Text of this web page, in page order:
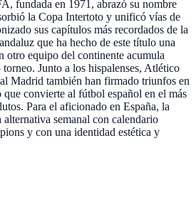
fundada en 1971, abrazó su nombre
la Copa Intertoto y unificó vías de
sus capítulos más recordados de la
que ha hecho de este título una
otro equipo del continente acumula
Junto a los hispalenses, Atlético
Madrid también han firmado triunfos en
que convierte al fútbol español en el más
Para el aficionado en España, la
semanal con calendario
y con una identidad estética y